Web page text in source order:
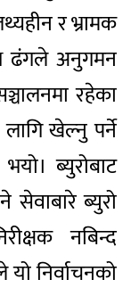
र भ्रामक
ढंगले अनुगमन
रहेका
खेल्नु पर्ने
ब्युरोबाट
सेवाबारे ब्युरो
नबिन्द
निर्वाचनको